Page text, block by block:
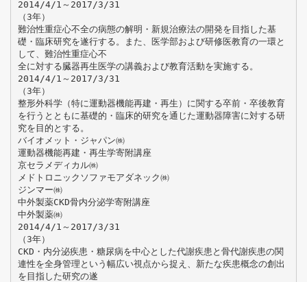
2014/4/1～2017/3/31
（3年）
難治性重症心不全の病態の解明・新規治療法の開発を目指した基
礎・臨床研究を遂行する。また、医学部および研修医教育の一環と
して、難治性重症心不
全に対する臓器再生医学の講義および教育活動を実施する。
2014/4/1～2017/3/31
（3年）
整形外科学（特に運動器機能再建・再生）に関する卒前・卒後教育
を行うとともに基礎的・臨床的研究を通じた運動器障害に対する研
究を目的とする。
バイオメット・ジャパン㈱
運動器機能再建・再生学寄附講座
京セラメディカル㈱
メドトロニックソファモアダネック㈱
ジンマー㈱
中外製薬CKD骨内分泌学寄附講座
中外製薬㈱
2014/4/1～2017/3/31
（3年）
CKD・内分泌疾患・糖尿病を中心とした代謝疾患と骨代謝疾患の関
連性を全身管理という幅広い視点から捉え、新たな疾患概念の創出
を目指した研究の遂